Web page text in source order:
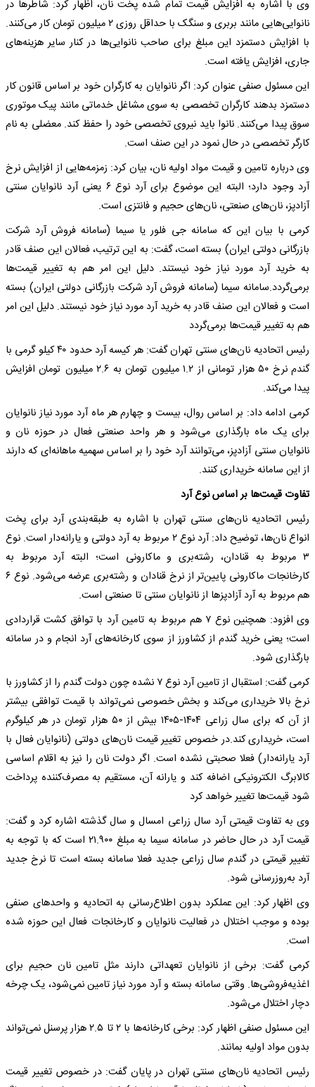
وی با اشاره به افزایش قیمت تمام شده پخت نان، اظهار کرد: شاطرها در
نانوایی‌هایی مانند بربری و سنگک با حداقل روزی ۲ میلیون تومان کار می‌کنند.
با افزایش دستمزد این مبلغ برای صاحب نانوایی‌ها در کنار سایر هزینه‌های
جاری، افزایش یافته است.
این مسئول صنفی عنوان کرد: اگر نانوایان به کارگران خود بر اساس قانون کار
دستمزد بدهند کارگران تخصصی به سوی مشاغل خدماتی مانند پیک موتوری
سوق پیدا می‌کنند. نانوا باید نیروی تخصصی خود را حفظ کند. معضلی به نام
کارگر تخصصی در حال نمود در این صنف است.
وی درباره تامین و قیمت مواد اولیه نان، بیان کرد: زمزمه‌هایی از افزایش نرخ
آرد وجود دارد؛ البته این موضوع برای آرد نوع ۶ یعنی آرد نانوایان سنتی
آزادپز، نان‌های صنعتی، نان‌های حجیم و فانتزی است.
کرمی با بیان این که سامانه جی فلور یا سیما (سامانه فروش آرد شرکت
بازرگانی دولتی ایران) بسته است، گفت: به این ترتیب، فعالان این صنف قادر
به خرید آرد مورد نیاز خود نیستند. دلیل این امر هم به تغییر قیمت‌ها
برمی‌گردد.سامانه سیما (سامانه فروش آرد شرکت بازرگانی دولتی ایران) بسته
است و فعالان این صنف قادر به خرید آرد مورد نیاز خود نیستند. دلیل این امر
هم به تغییر قیمت‌ها برمی‌گردد
رئیس اتحادیه نان‌های سنتی تهران گفت: هر کیسه آرد حدود ۴۰ کیلو گرمی با
گندم نرخ ۵۰ هزار تومانی از ۱.۲ میلیون تومان به ۲.۶ میلیون تومان افزایش
پیدا می‌کند.
کرمی ادامه داد: بر اساس روال، بیست و چهارم هر ماه آرد مورد نیاز نانوایان
برای یک ماه بارگذاری می‌شود و هر واحد صنعتی فعال در حوزه نان و
نانوایان سنتی آزادپز، می‌توانند آرد خود را بر اساس سهمیه ماهانه‌ای که دارند
از این سامانه خریداری کنند.
تفاوت قیمت‌ها بر اساس نوع آرد
رئیس اتحادیه نان‌های سنتی تهران با اشاره به طبقه‌بندی آرد برای پخت
انواع نان‌ها، توضیح داد: آرد نوع ۲ مربوط به آرد دولتی و یارانه‌دار است. نوع
۳ مربوط به قنادان، رشته‌بری و ماکارونی است؛ البته آرد مربوط به
کارخانجات ماکارونی پایین‌تر از نرخ قنادان و رشته‌بری عرضه می‌شود. نوع ۶
هم مربوط به آرد آزادپزها از نانوایان سنتی تا صنعتی است.
وی افزود: همچنین نوع ۷ هم مربوط به تامین آرد با توافق کشت قراردادی
است؛ یعنی خرید گندم از کشاورز از سوی کارخانه‌های آرد انجام و در سامانه
بارگذاری شود.
کرمی گفت: استقبال از تامین آرد نوع ۷ نشده چون دولت گندم را از کشاورز با
نرخ بالا خریداری می‌کند و بخش خصوصی نمی‌تواند با قیمت توافقی بیشتر
از آن که برای سال زراعی ۱۴۰۴-۱۴۰۵ بیش از ۵۰ هزار تومان در هر کیلوگرم
است، خریداری کند.در خصوص تغییر قیمت نان‌های دولتی (نانوایان فعال با
آرد یارانه‌دار) فعلا صحبتی نشده است. اگر دولت نان را نیز به اقلام اساسی
کالابرگ الکترونیکی اضافه کند و یارانه آن، مستقیم به مصرف‌کننده پرداخت
شود قیمت‌ها تغییر خواهد کرد
وی به تفاوت قیمتی آرد سال زراعی امسال و سال گذشته اشاره کرد و گفت:
قیمت آرد در حال حاضر در سامانه سیما به مبلغ ۲۱.۹۰۰ است که با توجه به
تغییر قیمتی در گندم سال زراعی جدید فعلا سامانه بسته است تا نرخ جدید
آرد به‌روزرسانی شود.
وی اظهار کرد: این عملکرد بدون اطلاع‌رسانی به اتحادیه و واحدهای صنفی
بوده و موجب اختلال در فعالیت نانوایان و کارخانجات فعال این حوزه شده
است.
کرمی گفت: برخی از نانوایان تعهداتی دارند مثل تامین نان حجیم برای
اغذیه‌فروشی‌ها. وقتی سامانه بسته و آرد مورد نیاز تامین نمی‌شود، یک چرخه
دچار اختلال می‌شود.
این مسئول صنفی اظهار کرد: برخی کارخانه‌ها با ۲ تا ۲.۵ هزار پرسنل نمی‌تواند
بدون مواد اولیه بمانند.
رئیس اتحادیه نان‌های سنتی تهران در پایان گفت: در خصوص تغییر قیمت